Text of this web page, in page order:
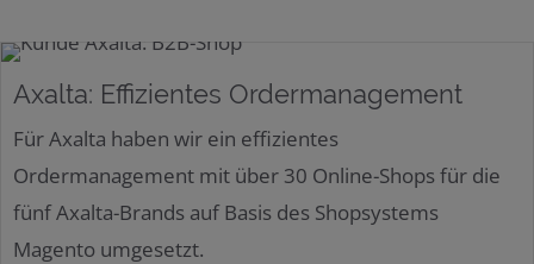
Axalta: Effizientes Ordermanagement
Für Axalta haben wir ein effizientes
Ordermanagement mit über 30 Online-Shops für die
fünf Axalta-Brands auf Basis des Shopsystems
Magento umgesetzt.